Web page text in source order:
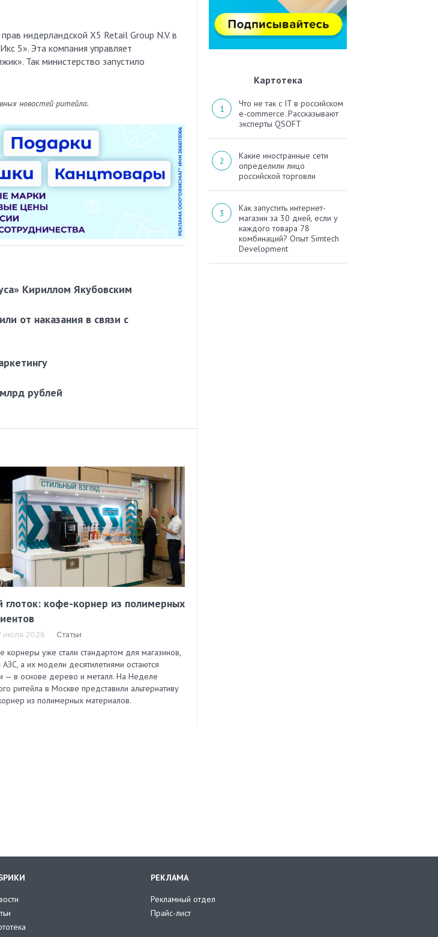
нидерландской Х5 Retail Group N.V. в
5». Эта компания управляет
Так министерство запустило
новостей ритейла.
Кириллом Якубовским
от наказания в связи с
рублей
глоток: кофе-корнер из полимерных
июля 2026 Статьи
корнеры уже стали стандартом для магазинов,
а их модели десятилетиями остаются
— в основе дерево и металл. На Неделе
ритейла в Москве представили альтернативу
из полимерных материалов.
Картотека
Что не так с IT в российском
e-commerce. Рассказывают
эксперты QSOFT
Какие иностранные сети
определили лицо
российской торговли
Как запустить интернет-
магазин за 30 дней, если у
каждого товара 78
комбинаций? Опыт Simtech
Development
РЕКЛАМА
Рекламный отдел
Прайс-лист